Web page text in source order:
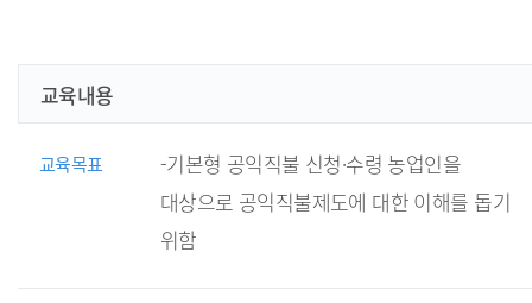
교육내용
교육목표
-기본형 공익직불 신청·수령 농업인을
대상으로 공익직불제도에 대한 이해를 돕기
위함